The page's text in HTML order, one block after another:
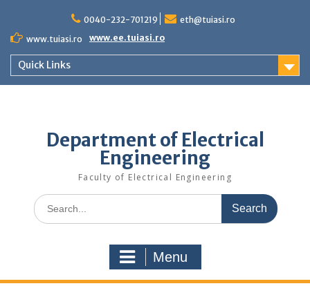
content
0040-232-701219
eth@tuiasi.ro
www.tuiasi.ro
www.ee.tuiasi.ro
Quick Links
Department of Electrical
Engineering
Faculty of Electrical Engineering
Search
for:
Menu